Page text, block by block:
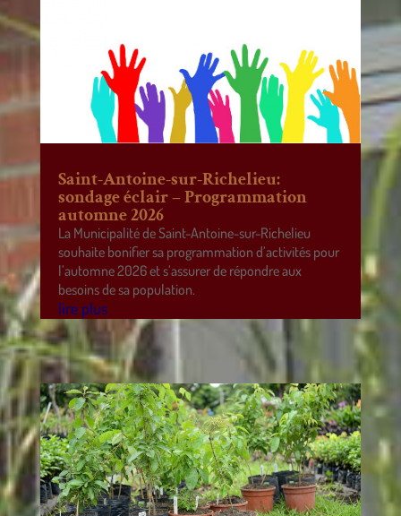
Saint-Antoine-sur-Richelieu:
sondage éclair – Programmation
automne 2026
La Municipalité de Saint-Antoine-sur-Richelieu
souhaite bonifier sa programmation d’activités pour
l’automne 2026 et s’assurer de répondre aux
besoins de sa population.
lire plus